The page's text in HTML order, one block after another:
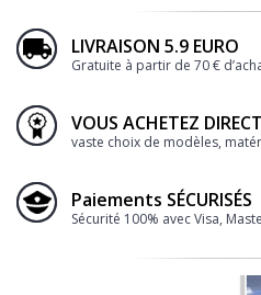
LIVRAISON 5.9 EURO
Gratuite à partir de 70 €
VOUS ACHETEZ
vaste choix de modèles,
Paiements SÉCURISÉS
Sécurité 100% avec Visa,